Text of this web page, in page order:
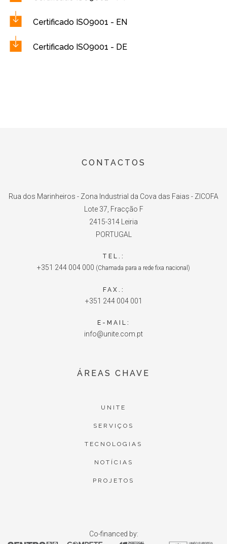
Certificado ISO9001 - EN
Certificado ISO9001 - DE
CONTACTOS
Rua dos Marinheiros - Zona Industrial da Cova das Faias - ZICOFA
Lote 37, Fracção F
2415-314 Leiria
PORTUGAL
TEL.:
+351 244 004 000 (Chamada para a rede fixa nacional)
FAX.:
+351 244 004 001
E-MAIL:
info@unite.com.pt
ÁREAS CHAVE
UNITE
SERVIÇOS
TECNOLOGIAS
NOTÍCIAS
PROJETOS
Co-financed by: